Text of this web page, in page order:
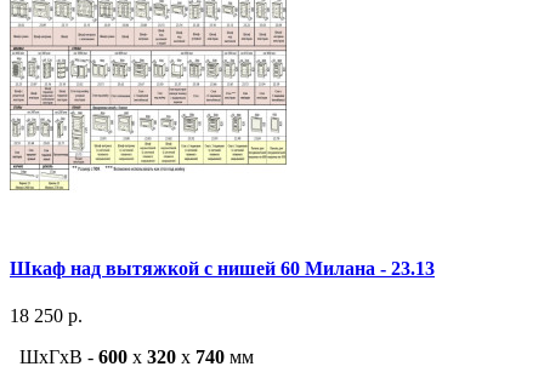
Шкаф над вытяжкой с нишей 60 Милана - 23.13
18 250 р.
ШxГxВ - 600 x 320 x 740 мм